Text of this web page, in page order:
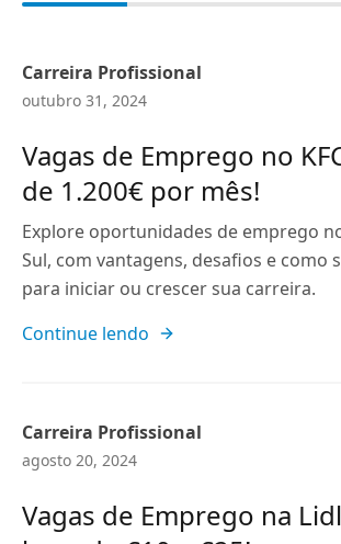
Carreira Profissional
outubro 31, 2024
Vagas de Emprego no
de 1.200€ por mês!
Explore oportunidades de emprego
Sul, com vantagens, desafios e como
para iniciar ou crescer sua carreira.
Continue lendo
Carreira Profissional
agosto 20, 2024
Vagas de Emprego na